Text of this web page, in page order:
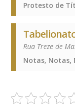
Rua Treze de
Notas, Notas,